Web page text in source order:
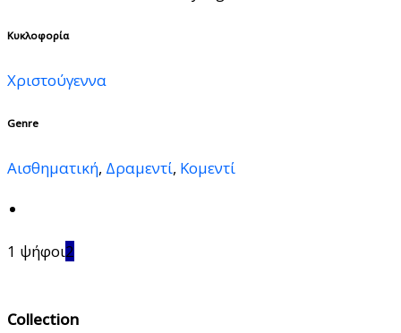
Κυκλοφορία
Χριστούγεννα
Genre
Αισθηματική, Δραμεντί, Κομεντί
1 ψήφοι2
Collection